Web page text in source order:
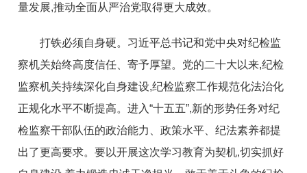
量发展,推动全面从严治党取得更大成效。
打铁必须自身硬。习近平总书记和党中央对纪检监
察机关始终高度信任、寄予厚望。党的二十大以来,纪检
监察机关持续深化自身建设,纪检监察工作规范化法治化
正规化水平不断提高。进入“十五五”,新的形势任务对纪
检监察干部队伍的政治能力、政策水平、纪法素养都提
出了更高要求。要以开展这次学习教育为契机,切实抓好